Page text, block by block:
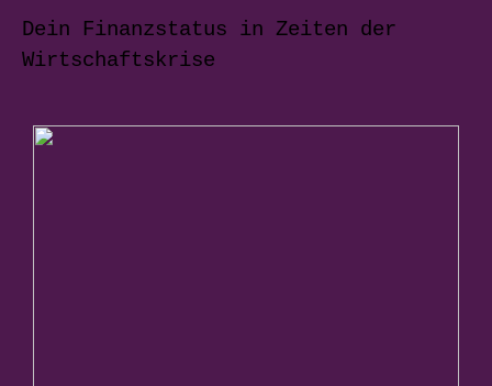
Dein Finanzstatus in Zeiten der
Wirtschaftskrise